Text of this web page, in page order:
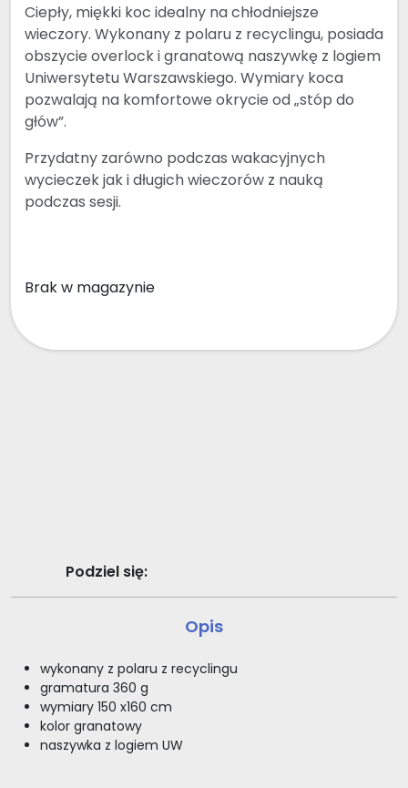
Ciepły, miękki koc idealny na chłodniejsze
wieczory. Wykonany z polaru z recyclingu, posiada
obszycie overlock i granatową naszywkę z logiem
Uniwersytetu Warszawskiego. Wymiary koca
pozwalają na komfortowe okrycie od „stóp do
głów”.
Przydatny zarówno podczas wakacyjnych
wycieczek jak i długich wieczorów z nauką
podczas sesji.
Brak w magazynie
Podziel się:
Opis
wykonany z polaru z recyclingu
gramatura 360 g
wymiary 150 x160 cm
kolor granatowy
naszywka z logiem UW